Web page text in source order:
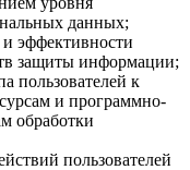
данных;
и эффективности
защиты информации;
пользователей к
и программно-
обработки
пользователей